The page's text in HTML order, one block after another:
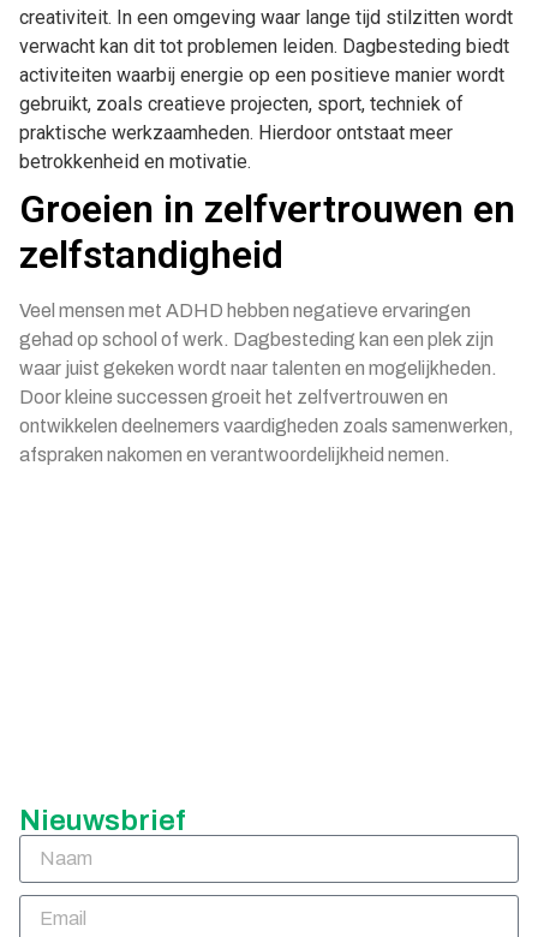
creativiteit. In een omgeving waar lange tijd stilzitten wordt
verwacht kan dit tot problemen leiden. Dagbesteding biedt
activiteiten waarbij energie op een positieve manier wordt
gebruikt, zoals creatieve projecten, sport, techniek of
praktische werkzaamheden. Hierdoor ontstaat meer
betrokkenheid en motivatie.
Groeien in zelfvertrouwen en
zelfstandigheid
Veel mensen met ADHD hebben negatieve ervaringen
gehad op school of werk. Dagbesteding kan een plek zijn
waar juist gekeken wordt naar talenten en mogelijkheden.
Door kleine successen groeit het zelfvertrouwen en
ontwikkelen deelnemers vaardigheden zoals samenwerken,
afspraken nakomen en verantwoordelijkheid nemen.
Nieuwsbrief